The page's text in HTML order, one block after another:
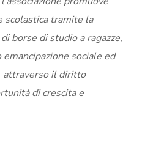
scolastica tramite la
borse di studio a ragazze,
sociale ed
attraverso il diritto
di crescita e